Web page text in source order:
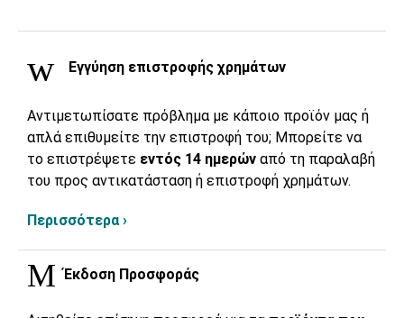
Εγγύηση επιστροφής χρημάτων
Αντιμετωπίσατε πρόβλημα με κάποιο προϊόν μας ή
απλά επιθυμείτε την επιστροφή του; Μπορείτε να
το επιστρέψετε εντός 14 ημερών από τη παραλαβή
του προς αντικατάσταση ή επιστροφή χρημάτων.
Περισσότερα ›
Έκδοση Προσφοράς